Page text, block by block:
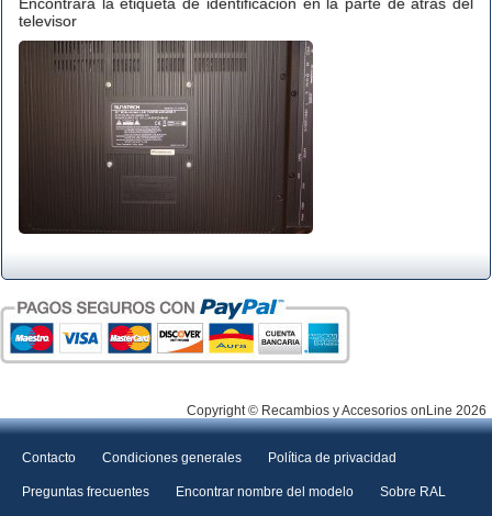
televisor
Copyright © Recambios y Accesorios onLine 2026
Contacto Condiciones generales Política de privacidad
Preguntas frecuentes Encontrar nombre del modelo Sobre RAL